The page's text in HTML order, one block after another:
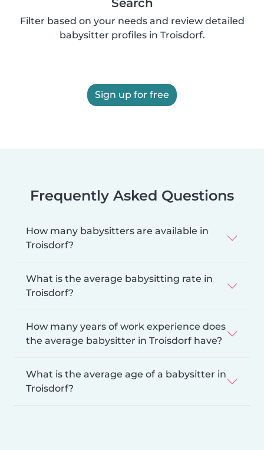
Search
Filter based on your needs and review detailed
babysitter profiles in Troisdorf.
Sign up for free
Frequently Asked Questions
How many babysitters are available in
Troisdorf?
What is the average babysitting rate in
Troisdorf?
How many years of work experience does
the average babysitter in Troisdorf have?
What is the average age of a babysitter in
Troisdorf?